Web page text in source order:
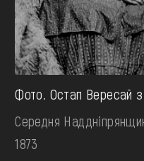
Фото. Остап Вересай
Середня
1873